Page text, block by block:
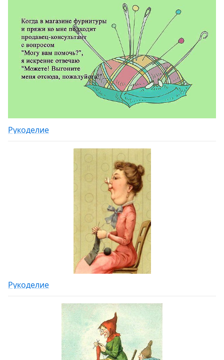
Рукоделие
Рукоделие